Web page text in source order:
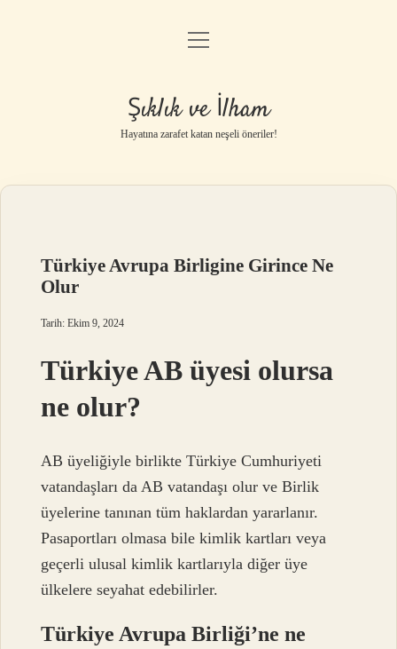
Anasayfa
Gizlilik Politikası
Yasal Uyarı
menüyü
Şıklık ve İlham
Hayatına zarafet katan neşeli öneriler!
Türkiye Avrupa Birligine Girince Ne
Olur
Tarih: Ekim 9, 2024
Türkiye AB üyesi olursa
ne olur?
AB üyeliğiyle birlikte Türkiye Cumhuriyeti
vatandaşları da AB vatandaşı olur ve Birlik
üyelerine tanınan tüm haklardan yararlanır.
Pasaportları olmasa bile kimlik kartları veya
geçerli ulusal kimlik kartlarıyla diğer üye
ülkelere seyahat edebilirler.
Türkiye Avrupa Birliği’ne ne